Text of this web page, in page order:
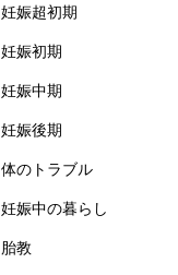
妊娠超初期
妊娠初期
妊娠中期
妊娠後期
体のトラブル
妊娠中の暮らし
胎教